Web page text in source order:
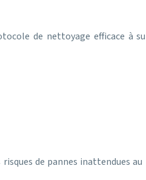
de nettoyage efficace à
de pannes inattendues au